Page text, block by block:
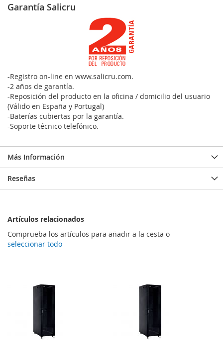
Garantía Salicru
-Registro on-line en www.salicru.com.
-2 años de garantía.
-Reposición del producto en la oficina / domicilio del usuario
(Válido en España y Portugal)
-Baterías cubiertas por la garantía.
-Soporte técnico telefónico.
Más Información
Reseñas
Artículos relacionados
Comprueba los artículos para añadir a la cesta o
seleccionar todo